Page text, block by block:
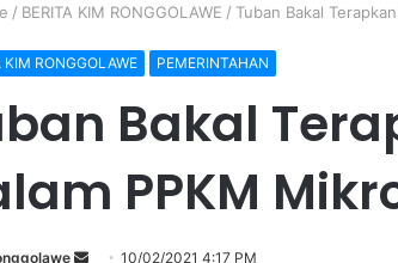
/ BERITA KIM RONGGOLAWE / Tuban Bakal
KIM RONGGOLAWE PEMERINTAHAN
Bakal
PPKM
10/02/2021 4:17 PM